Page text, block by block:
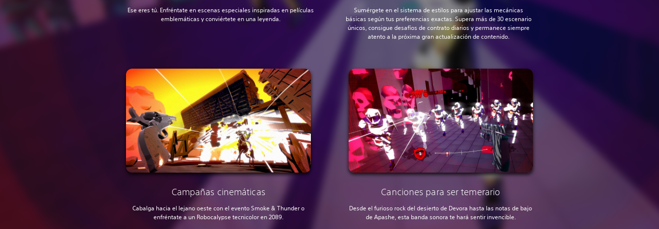
Ese eres tú. Enfréntate en escenas especiales inspiradas en películas
emblemáticas y conviértete en una leyenda.
Sumérgete en el sistema de estilos para ajustar las mecánicas
básicas según tus preferencias exactas. Supera más de 30 escenario
únicos, consigue desafíos de contrato diarios y permanece siempre
atento a la próxima gran actualización de contenido.
Campañas cinemáticas
Cabalga hacia el lejano oeste con el evento Smoke & Thunder o
enfréntate a un Robocalypse tecnicolor en 2089.
Canciones para ser temerario
Desde el furioso rock del desierto de Devora hasta las notas de bajo
de Apashe, esta banda sonora te hará sentir invencible.